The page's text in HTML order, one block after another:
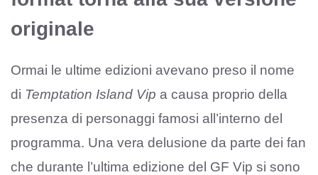
originale
Ormai le ultime edizioni avevano preso il nome
di Temptation Island Vip a causa proprio della
presenza di personaggi famosi all’interno del
programma. Una vera delusione da parte dei fan
che durante l’ultima edizione del GF Vip si sono